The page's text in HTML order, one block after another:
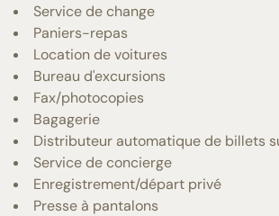
Service de change
Paniers-repas
Location de voitures
Bureau d'excursions
Fax/photocopies
Bagagerie
Distributeur automatique de billets
Service de concierge
Enregistrement/départ privé
Presse à pantalons